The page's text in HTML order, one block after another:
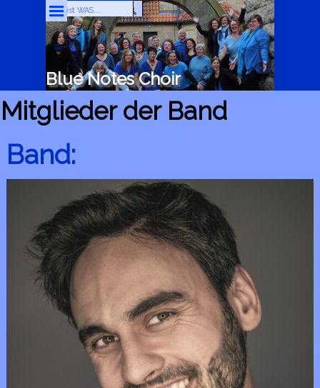
Direkt zum Seiteninhalt
Menü überspringen
Blue Notes Choir
Mitglieder der Band
Band: